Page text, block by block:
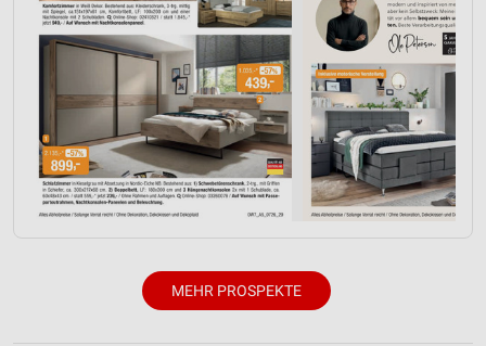
MEHR PROSPEKTE